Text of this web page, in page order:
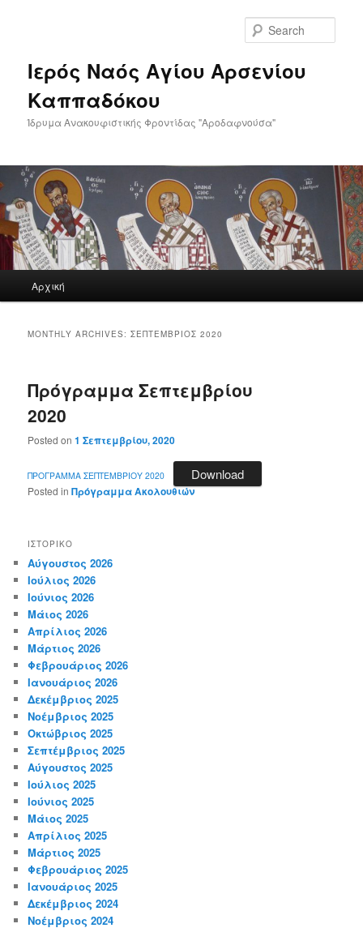
Ιερός Ναός Αγίου Αρσενίου
Καππαδόκου
Ίδρυμα Ανακουφιστικής Φροντίδας "Αροδαφνούσα"
Αρχική
MONTHLY ARCHIVES:ΣΕΠΤΈΜΒΡΙΟΣ 2020
Πρόγραμμα Σεπτεμβρίου
2020
Posted on1 Σεπτεμβρίου, 2020
ΠΡΟΓΡΑΜΜΑ ΣΕΠΤΕΜΒΡΙΟΥ 2020 Download
Posted in Πρόγραμμα Ακολουθιών
ΙΣΤΟΡΙΚΌ
Αύγουστος 2026
Ιούλιος 2026
Ιούνιος 2026
Μάιος 2026
Απρίλιος 2026
Μάρτιος 2026
Φεβρουάριος 2026
Ιανουάριος 2026
Δεκέμβριος 2025
Νοέμβριος 2025
Οκτώβριος 2025
Σεπτέμβριος 2025
Αύγουστος 2025
Ιούλιος 2025
Ιούνιος 2025
Μάιος 2025
Απρίλιος 2025
Μάρτιος 2025
Φεβρουάριος 2025
Ιανουάριος 2025
Δεκέμβριος 2024
Νοέμβριος 2024